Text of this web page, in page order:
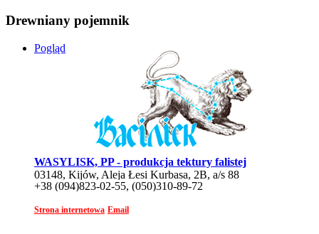
Drewniany pojemnik
Pogląd
WASYLISK, PP - produkcja tektury falistej
03148, Kijów, Aleja Łesi Kurbasa, 2B, a/s 88
+38 (094)823-02-55, (050)310-89-72
Strona internetowa Email